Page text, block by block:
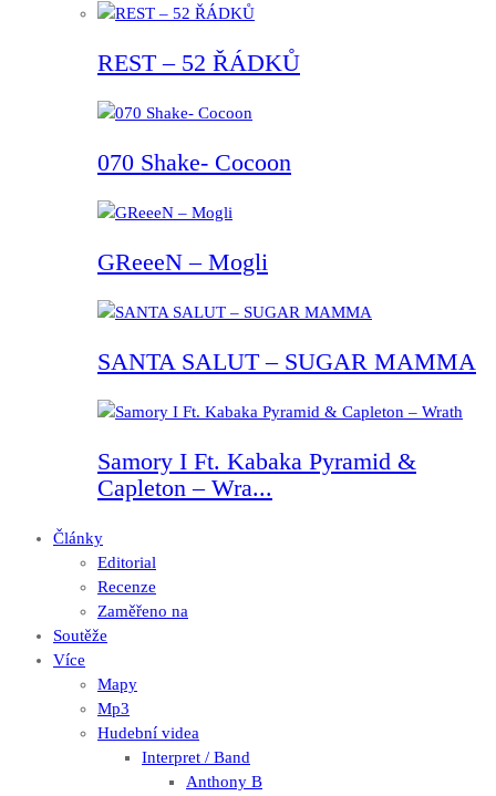
REST – 52 ŘÁDKŮ
070 Shake- Cocoon
GReeeN – Mogli
SANTA SALUT – SUGAR MAMMA
Samory I Ft. Kabaka Pyramid &
Capleton – Wra...
Články
Editorial
Recenze
Zaměřeno na
Soutěže
Více
Mapy
Mp3
Hudební videa
Interpret / Band
Anthony B